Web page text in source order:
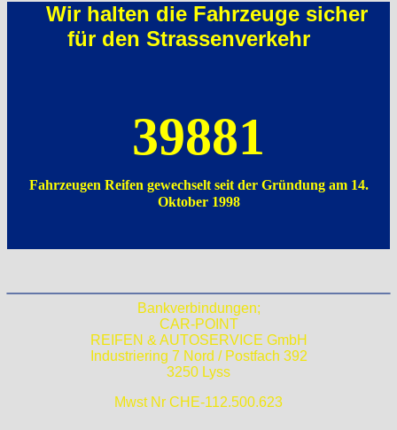
Wir halten die Fahrzeuge sicher
für den Strassenverkehr
39881
Fahrzeugen Reifen gewechselt seit der Gründung am 14.
Oktober 1998
Bankverbindungen;
CAR-POINT
REIFEN & AUTOSERVICE GmbH
Industriering 7 Nord / Postfach 392
3250 Lyss
Mwst Nr CHE-112.500.623